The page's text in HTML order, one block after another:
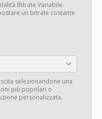
Bitrate Variabile.
un bitrate costante
selezionandone una
più popolari o
personalizzata.